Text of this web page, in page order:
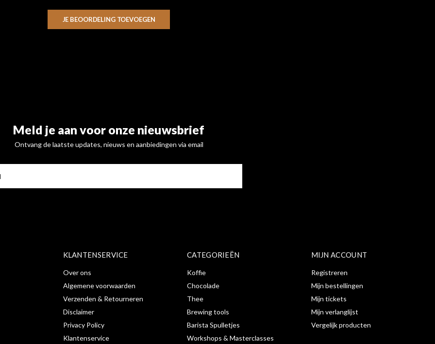
JE BEOORDELING TOEVOEGEN
Meld je aan voor onze nieuwsbrief
Ontvang de laatste updates, nieuws en aanbiedingen via email
KLANTENSERVICE
Over ons
Algemene voorwaarden
Verzenden & Retourneren
Disclaimer
Privacy Policy
Klantenservice
CATEGORIEËN
Koffie
Chocolade
Thee
Brewing tools
Barista Spulletjes
Workshops & Masterclasses
MIJN ACCOUNT
Registreren
Mijn bestellingen
Mijn tickets
Mijn verlanglijst
Vergelijk producten